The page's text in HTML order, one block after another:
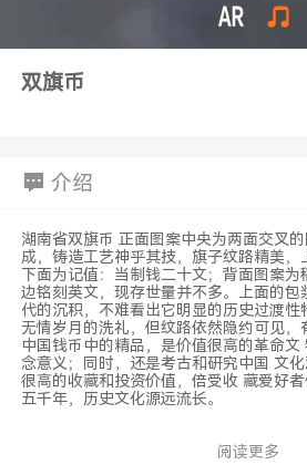
双旗币
介绍
湖南省双旗币 正面图案中央为两面交叉
成，铸造工艺神乎其技，旗子纹路精美，
下面为记值：当制钱二十文；背面图案为
边铭刻英文，现存世量并不多。上面的包
代的沉积，不难看出它明显的历史过渡性
无情岁月的洗礼，但纹路依然隐约可见
中国钱币中的精品，是价值很高的革命
念意义；同时，还是考古和研究中国 文
很高的收藏和投资价值，倍受收 藏爱好
五千年，历史文化源远流长。
阅读更多